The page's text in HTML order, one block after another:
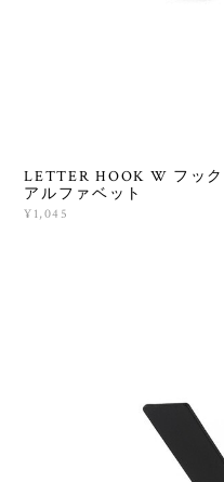
LETTER HOOK W フ
アルファベット
¥1,045